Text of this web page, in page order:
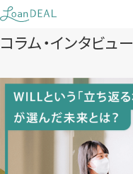
Skip
to
content
コラム・インタビュー